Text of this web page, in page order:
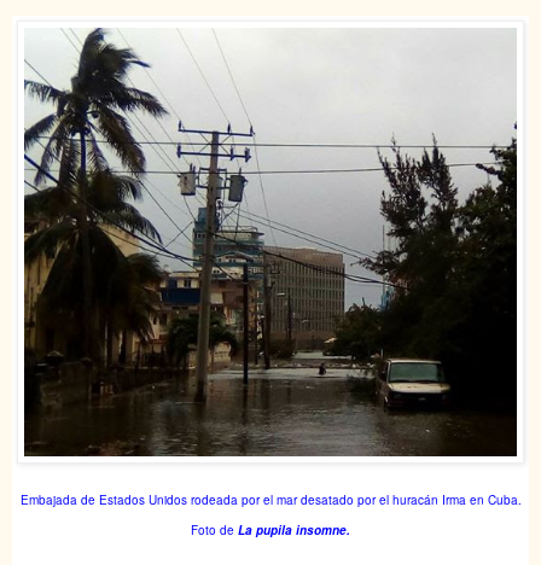
Embajada de Estados Unidos rodeada por el mar desatado por el huracán Irma en Cuba.
Foto de La pupila insomne.